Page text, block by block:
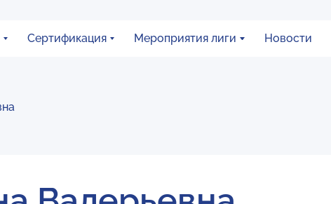
Сертификация Мероприятия лиги Новости